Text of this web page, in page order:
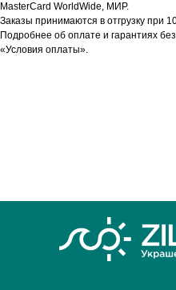
MasterCard WorldWide, МИР.
Заказы принимаются в отгрузку при
Подробнее об оплате и гарантиях
«Условия оплаты».